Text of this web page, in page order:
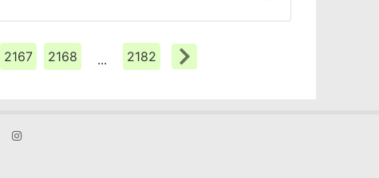
2167 2168 ... 2182